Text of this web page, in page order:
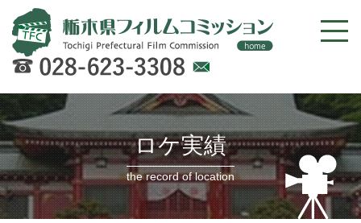
での
お問
い合
わせ
ロケ実績
the record of location